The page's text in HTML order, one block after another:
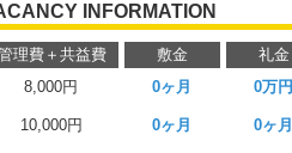
INFORMATION
理費＋共益費 敷金 礼金
8,000円 0ヶ月 0万円
10,000円 0ヶ月 0ヶ月